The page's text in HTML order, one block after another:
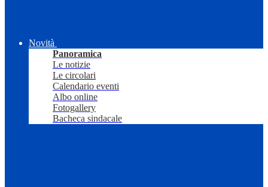
Novità
Panoramica
Le notizie
Le circolari
Calendario eventi
Albo online
Fotogallery
Bacheca sindacale